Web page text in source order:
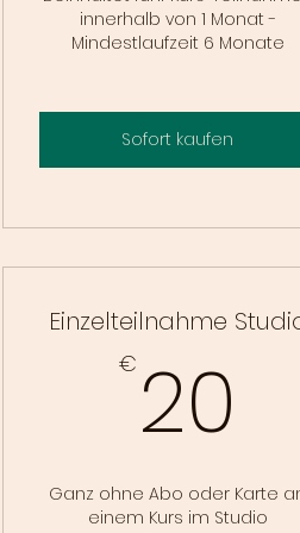
innerhalb von 1 Monat -
Mindestlaufzeit 6 Monate
Sofort kaufen
Einzelteilnahme
€ 20
Ganz ohne Abo oder Karte
einem Kurs im Studio